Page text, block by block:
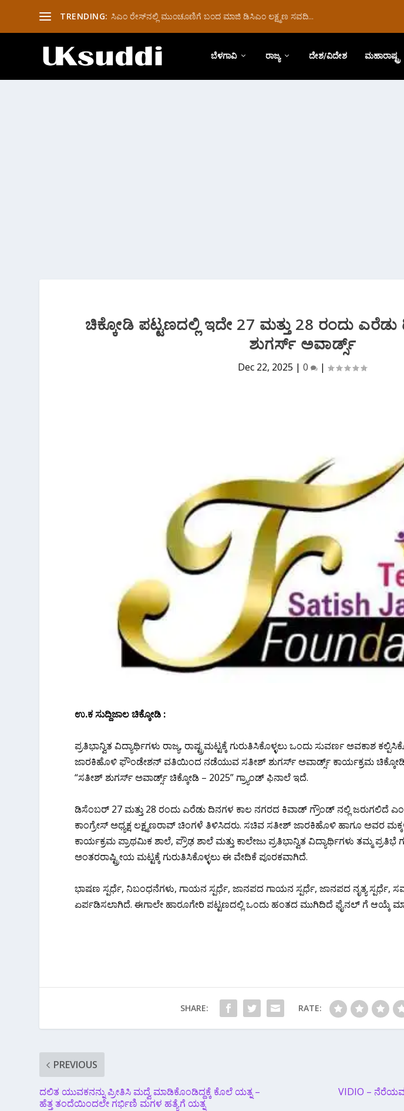
TRENDING: ಸಿಎಂ ರೇಸ್‌ನಲ್ಲಿ ಮುಂಚೂಣಿಗೆ ಬಂದ ಮಾಜಿ ಡಿಸಿಎಂ ಲಕ್ಷ್ಮಣ ಸವದಿ...
ಬೆಳಗಾವಿ ರಾಜ್ಯ ದೇಶ/ವಿದೇಶ ಮಹಾರಾಷ್ಟ್ರ
ಚಿಕ್ಕೋಡಿ ಪಟ್ಟಣದಲ್ಲಿ ಇದೇ 27 ಮತ್ತು 28 ರಂದು
ಶುಗರ್ಸ್ ಅವಾರ್ಡ್ಸ್
Dec 22, 2025 |0 |
ಉ.ಕ ಸುದ್ದಿಜಾಲ ಚಿಕ್ಕೋಡಿ :
ಪ್ರತಿಭಾನ್ವಿತ ವಿದ್ಯಾರ್ಥಿಗಳು ರಾಜ್ಯ, ರಾಷ್ಟ್ರಮಟ್ಟಕ್ಕೆ ಗುರುತಿಸಿಕೊಳ್ಳಲು ಒಂದು ಸುವರ್ಣ ಅವಕಾಶ
ಜಾರಕಿಹೊಳಿ ಫೌಂಡೇಶನ್‌ ವತಿಯಿಂದ ನಡೆಯುವ ಸತೀಶ್‌ ಶುಗರ್ಸ್‌ ಅವಾರ್ಡ್ಸ್ ಕಾರ್ಯಕ್ರಮ ಚಿಕ್ಕೋಡಿ
“ಸತೀಶ್‌ ಶುಗರ್ಸ್‌ ಅವಾರ್ಡ್ಸ್ ಚಿಕ್ಕೋಡಿ – 2025” ಗ್ರ್ಯಾಂಡ್ ಫಿನಾಲೆ ಇದೆ.
ಡಿಸೆಂಬರ್ 27 ಮತ್ತು 28 ರಂದು ಎರೆಡು ದಿನಗಳ ಕಾಲ ನಗರದ ಕಿವಾಡ್ ಗ್ರೌಂಡ್ ನಲ್ಲಿ ಜರುಗಲಿದೆ
ಕಾಂಗ್ರೇಸ್ ಅಧ್ಯಕ್ಷ ಲಕ್ಷ್ಮಣರಾವ್ ಚಿಂಗಳೆ ತಿಳಿಸಿದರು. ಸಚಿವ ಸತೀಶ್ ಜಾರಕಿಹೊಳಿ ಹಾಗೂ ಅವರ
ಕಾರ್ಯಕ್ರಮ ಪ್ರಾಥಮಿಕ ಶಾಲೆ, ಪ್ರೌಢ ಶಾಲೆ ಮತ್ತು ಕಾಲೇಜು ಪ್ರತಿಭಾನ್ವಿತ ವಿದ್ಯಾರ್ಥಿಗಳು ತಮ್ಮ ಪ್ರತಿಭೆ
ಅಂತರರಾಷ್ಟ್ರೀಯ ಮಟ್ಟಕ್ಕೆ ಗುರುತಿಸಿಕೊಳ್ಳಲು ಈ ವೇದಿಕೆ ಪೂರಕವಾಗಿದೆ.
ಭಾಷಣ ಸ್ಪರ್ಧೆ, ನಿಬಂಧನೆಗಳು, ಗಾಯನ ಸ್ಪರ್ಧೆ, ಜಾನಪದ ಗಾಯನ ಸ್ಪರ್ಧೆ, ಜಾನಪದ ನೃತ್ಯ ಸ್ಪರ್ಧೆ,
ಏರ್ಪಡಿಸಲಾಗಿದೆ. ಈಗಾಲೇ ಹಾರೂಗೇರಿ ಪಟ್ಟಣದಲ್ಲಿ ಒಂದು ಹಂತದ ಮುಗಿದಿದೆ ಫೈನಲ್ ಗೆ ಆಯ್ಕೆ
SHARE: RATE:
PREVIOUS
ದಲಿತ ಯುವಕನನ್ನು ಪ್ರೀತಿಸಿ ಮದ್ವೆ ಮಾಡಿಕೊಂಡಿದ್ದಕ್ಕೆ ಕೊಲೆ ಯತ್ನ –
ಹೆತ್ತ ತಂದೆಯಿಂದಲೇ ಗರ್ಭಿಣಿ ಮಗಳ ಹತ್ಯೆಗೆ ಯತ್ನ
VIDIO –